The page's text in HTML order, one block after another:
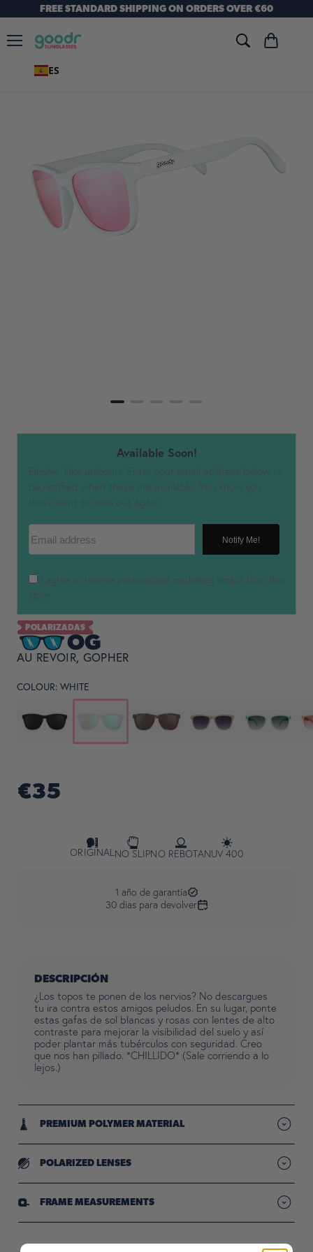
FREE STANDARD SHIPPING ON ORDERS OVER €60
Menú
ES
POLARIZADAS
OG
AU REVOIR, GOPHER
Available Soon!
don't want to miss out again.
Notify Me!
I agree to receive personalised marketing emails from this
€35
COLOUR: WHITE
ORIGINALNO SLIPNO REBOTANUV 400
1 año de garantía
30 días para devolver
DESCRIPCIÓN
¿Los topos te ponen de los nervios? No descargues
tu ira contra estos amigos peludos. En su lugar, ponte
estas gafas de sol blancas y rosas con lentes de alto
contraste para mejorar la visibilidad del suelo y así
poder plantar más tubérculos con seguridad. Creo
que nos han pillado. *CHILLIDO* (Sale corriendo a lo
lejos.)
PREMIUM POLYMER MATERIAL
Lightweight frames designed for durability
POLARIZED LENSES
Reduced glare so your vision stays sharp & clear"
FRAME MEASUREMENTS